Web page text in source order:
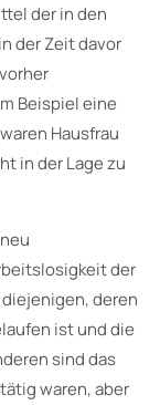
der in den
der Zeit davor
Beispiel eine
Hausfrau
in der Lage zu
der
deren
ist und die
sind das
waren, aber